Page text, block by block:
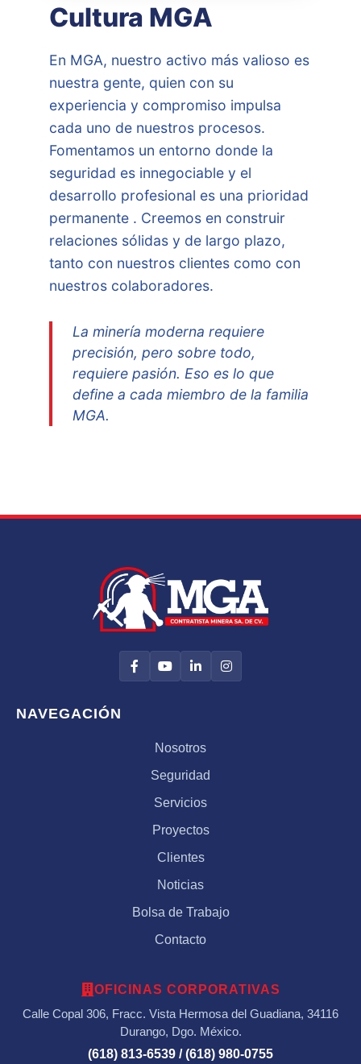
Cultura MGA
En MGA, nuestro activo más valioso es
nuestra gente, quien con su
experiencia y compromiso impulsa
cada uno de nuestros procesos.
Fomentamos un entorno donde la
seguridad es innegociable y el
desarrollo profesional es una prioridad
permanente . Creemos en construir
relaciones sólidas y de largo plazo,
tanto con nuestros clientes como con
nuestros colaboradores.
La minería moderna requiere
precisión, pero sobre todo,
requiere pasión. Eso es lo que
define a cada miembro de la familia
MGA.
NAVEGACIÓN
Nosotros
Seguridad
Servicios
Proyectos
Clientes
Noticias
Bolsa de Trabajo
Contacto
OFICINAS CORPORATIVAS
Calle Copal 306, Fracc. Vista Hermosa del Guadiana, 34116
Durango, Dgo. México.
(618) 813-6539 / (618) 980-0755